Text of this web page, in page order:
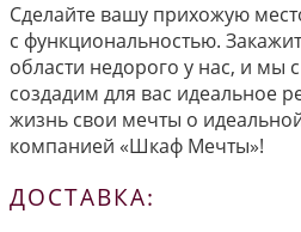
Сделайте вашу прихожую
с функциональностью.
области недорого у нас, и мы
создадим для вас идеальное
жизнь свои мечты о
компанией «Шкаф Мечты»!
ДОСТАВКА: